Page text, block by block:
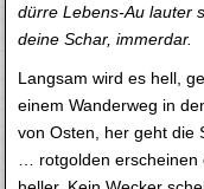
dürre Lebens-Au lauter
deine Schar, immerdar.
Langsam wird es hell,
einem Wanderweg in
von Osten, her geht die
… rotgolden